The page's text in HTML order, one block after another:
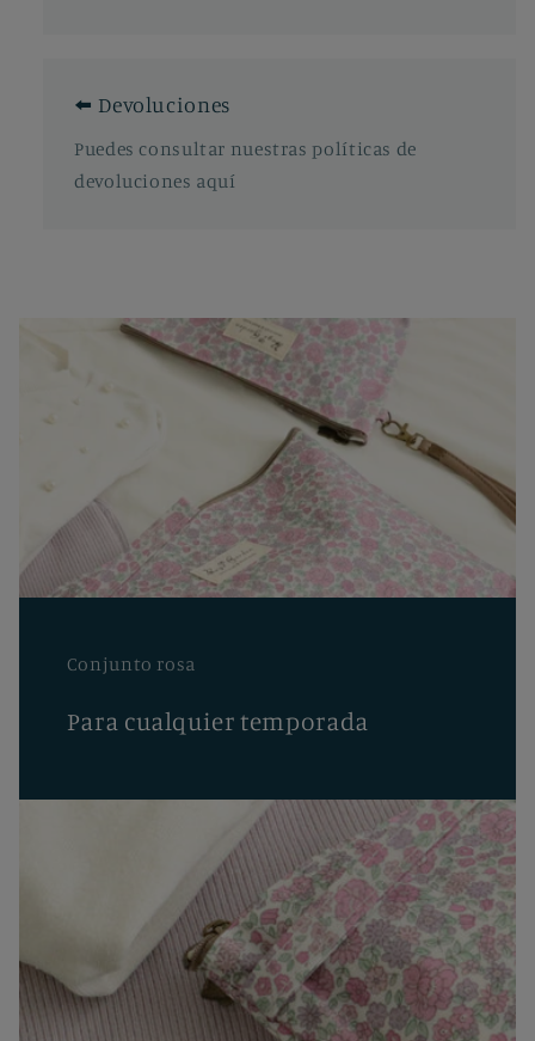
⬅️ Devoluciones
Puedes consultar nuestras políticas de
devoluciones aquí
Conjunto rosa
Para cualquier temporada